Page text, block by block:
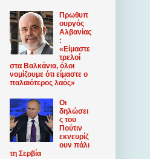
Πρωθυπ
ουργός
Αλβανίας
:
«Είμαστε
τρελοί
στα Βαλκάνια, όλοι
νομίζουμε ότι είμαστε ο
παλαιότερος λαός»
Οι
δηλώσει
ς του
Πούτιν
εκνευρίζ
ουν πάλι
τη Σερβία